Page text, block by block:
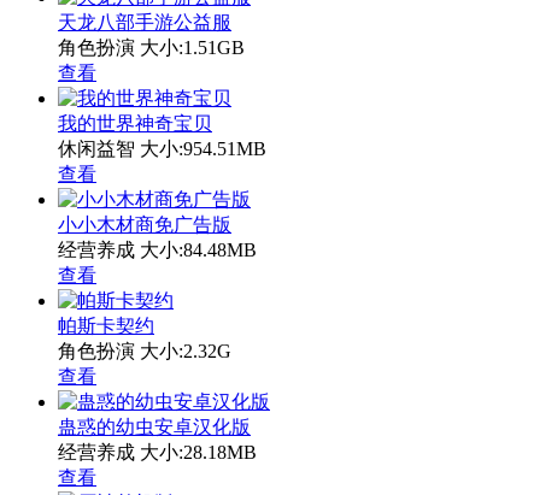
天龙八部手游公益服
角色扮演 大小:1.51GB
查看
我的世界神奇宝贝
休闲益智 大小:954.51MB
查看
小小木材商免广告版
经营养成 大小:84.48MB
查看
帕斯卡契约
角色扮演 大小:2.32G
查看
蛊惑的幼虫安卓汉化版
经营养成 大小:28.18MB
查看